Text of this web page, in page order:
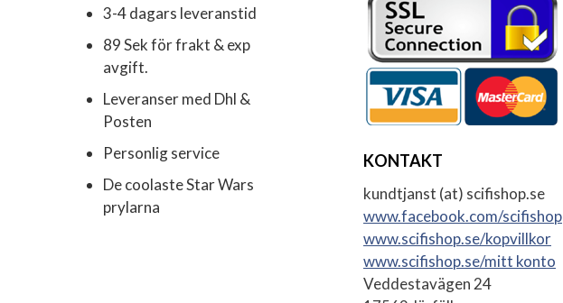
3-4 dagars leveranstid
89 Sek för frakt & exp
avgift.
Leveranser med Dhl &
Posten
Personlig service
De coolaste Star Wars
prylarna
KONTAKT
kundtjanst (at) scifishop.se
www.facebook.com/scifishop
www.scifishop.se/kopvillkor
www.scifishop.se/mitt konto
Veddestavägen 24